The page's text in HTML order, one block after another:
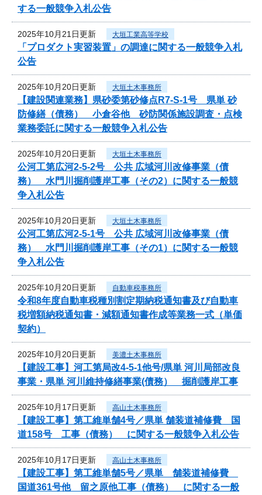
する一般競争入札公告
2025年10月21日更新 大垣工業高等学校
「プロダクト実習装置」の調達に関する一般競争入札
公告
2025年10月20日更新 大垣土木事務所
【建設関連業務】県砂委第砂修点R7-S-1号 県単 砂
防修繕（債務） 小倉谷他 砂防関係施設調査・点検
業務委託に関する一般競争入札公告
2025年10月20日更新 大垣土木事務所
公河工第広河2-5-2号 公共 広域河川改修事業（債
務） 水門川掘削護岸工事（その2）に関する一般競
争入札公告
2025年10月20日更新 大垣土木事務所
公河工第広河2-5-1号 公共 広域河川改修事業（債
務） 水門川掘削護岸工事（その1）に関する一般競
争入札公告
2025年10月20日更新 自動車税事務所
令和8年度自動車税種別割定期納税通知書及び自動車
税増額納税通知書・減額通知書作成等業務一式（単価
契約）
2025年10月20日更新 美濃土木事務所
【建設工事】河工第局改4-5-1他号/県単 河川局部改良
事業・県単 河川維持修繕事業(債務） 掘削護岸工事
2025年10月17日更新 高山土木事務所
【建設工事】第工維単舗4号／県単 舗装道補修費 国
道158号 工事（債務） に関する一般競争入札公告
2025年10月17日更新 高山土木事務所
【建設工事】第工維単舗5号／県単 舗装道補修費
国道361号他 留之原他工事（債務） に関する一般